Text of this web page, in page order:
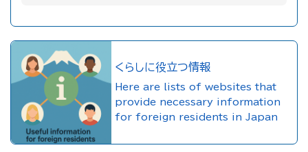
くらしに役立つ情報
Here are lists of websites that
provide necessary information
for foreign residents in Japan